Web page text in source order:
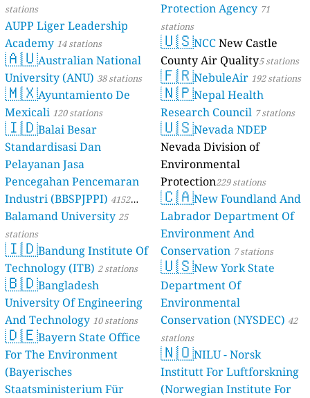
stations
AUPP Liger Leadership
Academy 14 stations
🇦🇺Australian National
University (ANU) 38 stations
🇲🇽Ayuntamiento De
Mexicali 120 stations
🇮🇩Balai Besar
Standardisasi Dan
Pelayanan Jasa
Pencegahan Pencemaran
Industri (BBSPJPPI) 4152
stations
Balamand University25
stations
🇮🇩Bandung Institute Of
Technology (ITB) 2 stations
🇧🇩Bangladesh
University Of Engineering
And Technology 10 stations
🇩🇪Bayern State Office
For The Environment
(Bayerisches
Staatsministerium Für
Protection Agency 71
stations
🇺🇸NCCNew Castle
County Air Quality5 stations
🇫🇷NebuleAir 192 stations
🇳🇵Nepal Health
Research Council 7 stations
🇺🇸Nevada NDEP
Nevada Division of
Environmental
Protection229 stations
🇨🇦New Foundland And
Labrador Department Of
Environment And
Conservation 7 stations
🇺🇸New York State
Department Of
Environmental
Conservation (NYSDEC) 42
stations
🇳🇴NILU - Norsk
Institutt For Luftforskning
(Norwegian Institute For